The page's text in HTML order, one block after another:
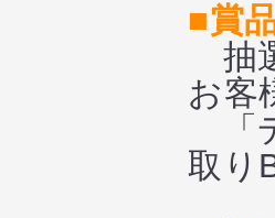
■賞
抽
お客
「
取り